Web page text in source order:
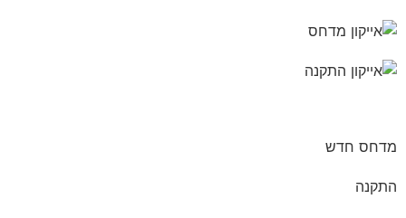
מדחס חדש
התקנה